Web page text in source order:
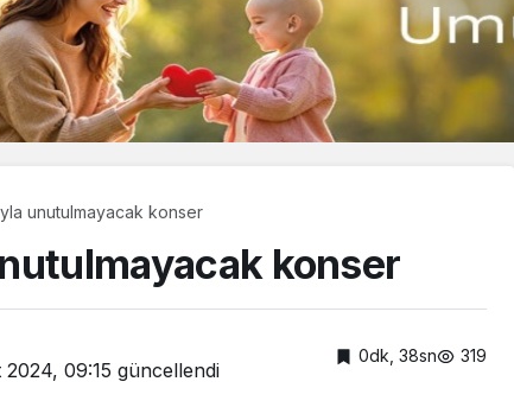
unutulmayacak konser
konser
2024, 09:15 güncellendi
0dk, 38sn 319